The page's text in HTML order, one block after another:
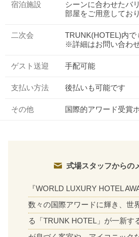
宿泊施設
シーンに合わせたバ
部屋をご用意してお
二次会
TRUNK(HOTEL)内で
※詳細はお問い合わ
ゲスト送迎 手配可能
支払い方法 後払いも可能です
その他 国際的アワード受賞
式場スタッフからの
『WORLD LUXURY HOTEL
数々の国際アワードに輝き、世
る「TRUNK HOTEL」が一新す